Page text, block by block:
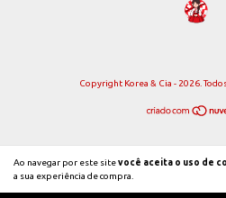
Ao navegar por este sitevocê aceita o uso de
a sua experiência de compra.
Copyright Korea & Cia - 2026.